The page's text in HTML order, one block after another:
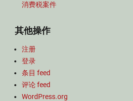
消费税案件
其他操作
注册
登录
条目 feed
评论 feed
WordPress.org